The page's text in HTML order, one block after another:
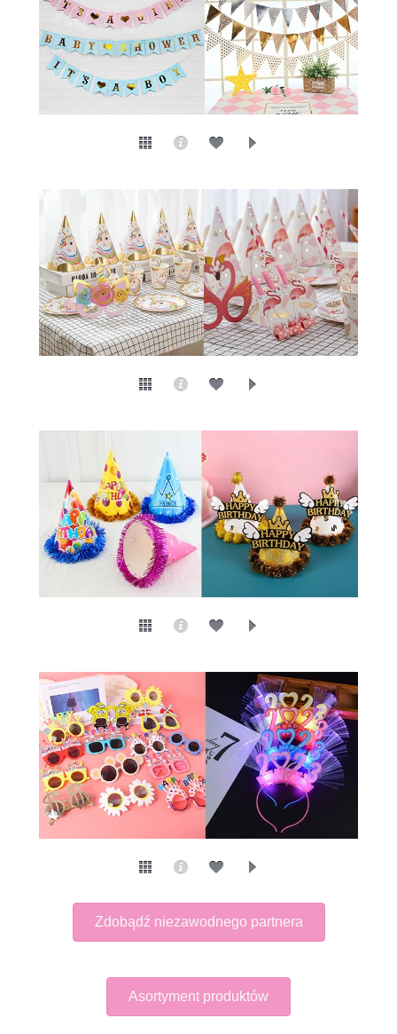
Zdobądź niezawodnego partnera
Asortyment produktów